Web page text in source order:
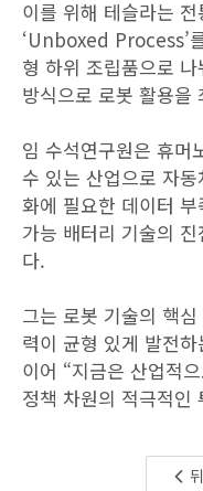
이를 위해 테슬라는
‘Unboxed Process’
형 하위 조립품으로
방식으로 로봇 활용을
임 수석연구원은 휴머
수 있는 산업으로 자
화에 필요한 데이터
가능 배터리 기술의
다.
그는 로봇 기술의 핵
력이 균형 있게 발전
이어 “지금은 산업적
정책 차원의 적극적인